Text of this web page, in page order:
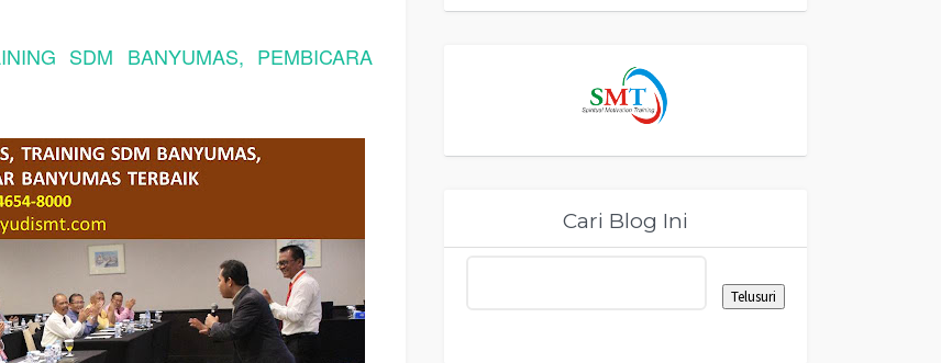
SDM BANYUMAS, PEMBICARA
Cari Blog Ini